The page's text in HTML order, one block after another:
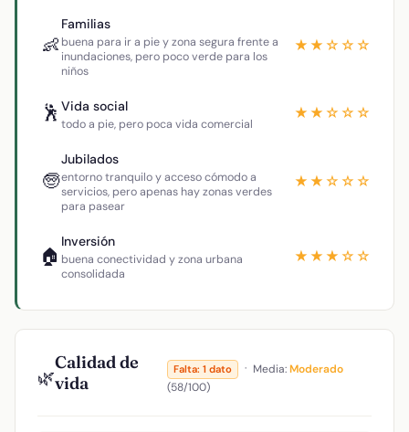
👶
Familias
buena para ir a pie y zona segura frente a
inundaciones, pero poco verde para los
niños
★★☆☆☆
🕺 Vida social
todo a pie, pero poca vida comercial
★★☆☆☆
🧓
Jubilados
entorno tranquilo y acceso cómodo a
servicios, pero apenas hay zonas verdes
para pasear
★★☆☆☆
🏠
Inversión
buena conectividad y zona urbana
consolidada
★★★☆☆
🌿
Calidad de
vida
Falta: 1 dato · Media:Moderado
(58/100)